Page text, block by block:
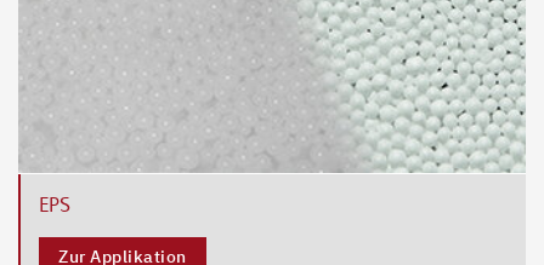
EPS
Zur Applikation